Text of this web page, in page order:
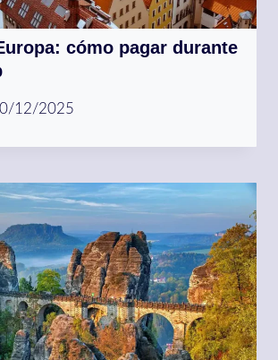
cómo pagar durante
12/2025